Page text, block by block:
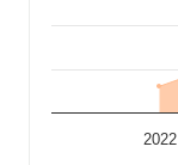
2022